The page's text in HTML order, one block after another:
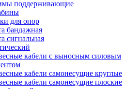
поддерживающие
для опор
бандажная
сигнальная
кабели с выносным силовым
кабели самонесущие круглые
кабели самонесущие плоские